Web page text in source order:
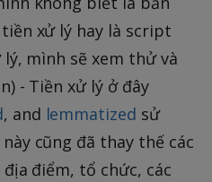
xử lý hay là script
mình sẽ xem thử và
- Tiền xử lý ở đây
, and lemmatized sử
cũng đã thay thế các
điểm, tổ chức, các